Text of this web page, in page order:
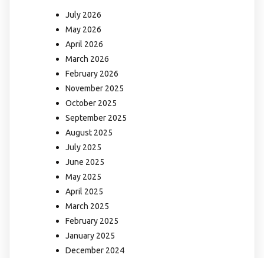
July 2026
May 2026
April 2026
March 2026
February 2026
November 2025
October 2025
September 2025
August 2025
July 2025
June 2025
May 2025
April 2025
March 2025
February 2025
January 2025
December 2024